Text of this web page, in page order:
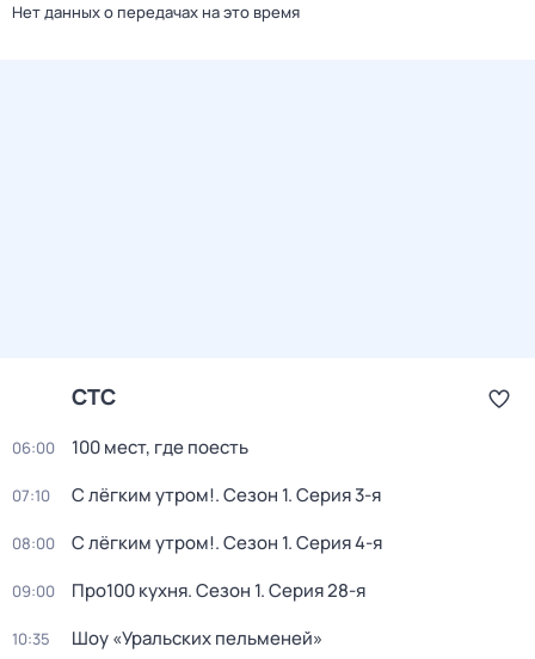
Нет данных о передачах на это время
СТС
06:00 100 мест, где поесть
07:10 С лёгким утром!. Сезон 1. Серия 3-я
08:00 С лёгким утром!. Сезон 1. Серия 4-я
09:00 Про100 кухня. Сезон 1. Серия 28-я
10:35 Шоу «Уральских пельменей»